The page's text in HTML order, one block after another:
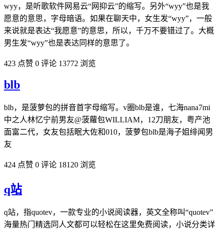
wyy，是听歌软件网易云“网抑云”的缩写。另外“wyy”也是我
愿意的意思，字母暗语。如果在聊天中，女生发“wyy”，一般
来说就是表达“我愿意”的意思，所以，千万不要错过了。大概
男生发“wyy”也是表达同样的意思了。
423 点赞 0 评论 13772 浏览
blb
blb，是菠萝包的拼音首字母缩写。v圈blb是谁，七海nana7mi
中之人林忆宁前男友@菠蘿包WILLIAM，12刀朋友，粤产池
面富二代，女友包括眠大佐和010，菠萝包blb是海子姐绯闻男
友
424 点赞 0 评论 18120 浏览
q站
q站，指quotev，一款专业的小说阅读器，英文全称叫“quotev”
海量热门精选同人文都可以轻松在这里免费阅读，小说分类详